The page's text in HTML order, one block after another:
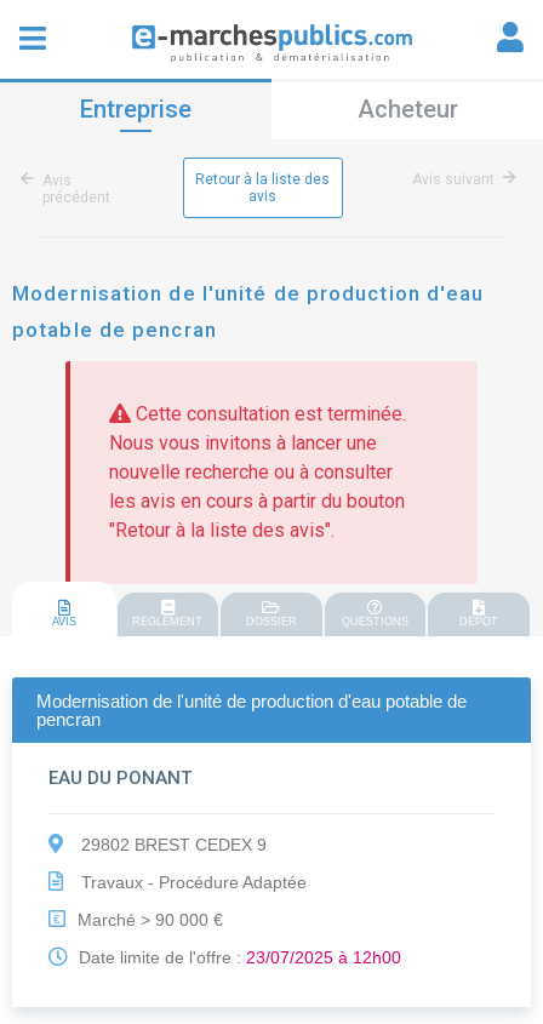
Entreprise Acheteur
Avis
précédent
Retour à la liste des
avis
Avis suivant
Modernisation de l'unité de production d'eau
potable de pencran
Cette consultation est terminée.
Nous vous invitons à lancer une
nouvelle recherche ou à consulter
les avis en cours à partir du bouton
"Retour à la liste des avis".
AVIS REGLEMENT DOSSIER QUESTIONS DEPOT
Modernisation de l'unité de production d'eau potable de
pencran
EAU DU PONANT
29802 BREST CEDEX 9
Travaux - Procédure Adaptée
€
Marché > 90 000 €
Date limite de l'offre : 23/07/2025 à 12h00